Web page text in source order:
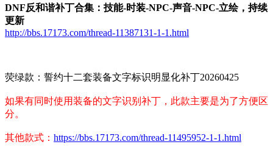
DNF反和谐补丁合集：技能-时装-NPC-声音-NPC-立绘，持续
更新
http://bbs.17173.com/thread-11387131-1-1.html
荧绿款：誓约十二套装备文字标识明显化补丁20260425
如果有同时使用装备的文字识别补丁，此款主要是为了方便区
分。
其他款式： https://bbs.17173.com/thread-11495952-1-1.html